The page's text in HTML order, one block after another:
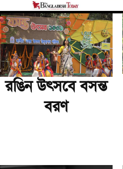
রঙিন উৎসবে বসন্ত
বরণ